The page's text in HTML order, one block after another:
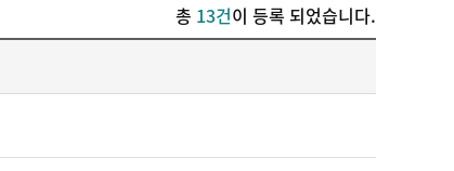
총 13건이 등록 되었습니다.